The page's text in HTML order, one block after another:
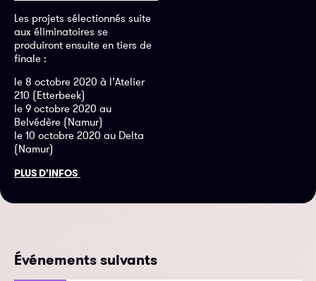
Les projets sélectionnés suite
aux éliminatoires se
produiront ensuite en tiers de
finale :
le 8 octobre 2020 à l’Atelier
210 (Etterbeek)
le 9 octobre 2020 au
Belvédère (Namur)
le 10 octobre 2020 au Delta
(Namur)
PLUS D’INFOS
Événements suivants